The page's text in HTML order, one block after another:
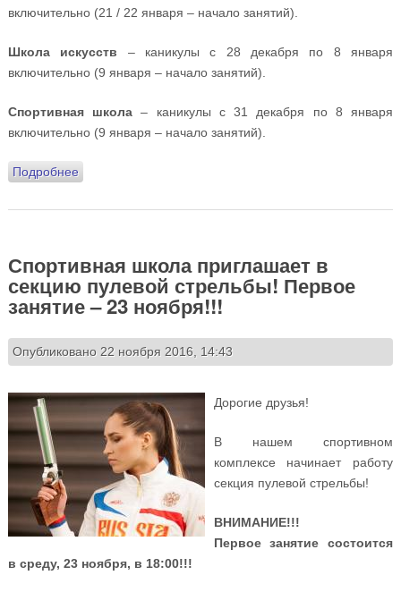
включительно (21 / 22 января – начало занятий).
Школа искусств – каникулы с 28 декабря по 8 января
включительно (9 января – начало занятий).
Спортивная школа – каникулы с 31 декабря по 8 января
включительно (9 января – начало занятий).
Подробнеео Изменения в графике работы Воскресной школы,
праздников
Спортивная школа приглашает в
секцию пулевой стрельбы! Первое
занятие – 23 ноября!!!
Опубликовано 22 ноября 2016, 14:43
Дорогие друзья!
В нашем спортивном
комплексе начинает работу
секция пулевой стрельбы!
ВНИМАНИЕ!!!
Первое занятие состоится
в среду, 23 ноября, в 18:00!!!